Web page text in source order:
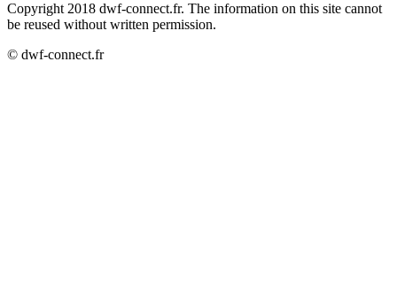
Copyright 2018 dwf-connect.fr. The information on this site cannot
be reused without written permission.
© dwf-connect.fr